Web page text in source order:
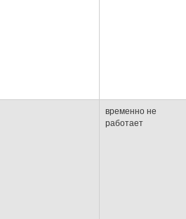
временно не
работает